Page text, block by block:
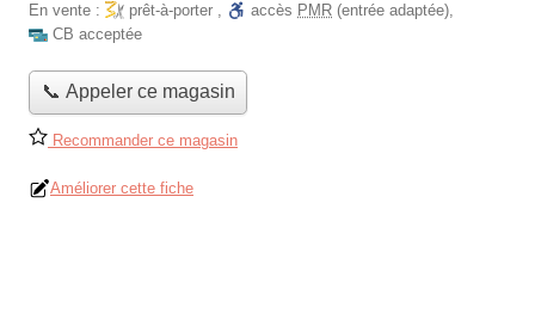
En vente :
prêt-à-porter , accès PMR (entrée adaptée),
CB acceptée
📞 Appeler ce magasin
Recommander ce magasin
Améliorer cette fiche